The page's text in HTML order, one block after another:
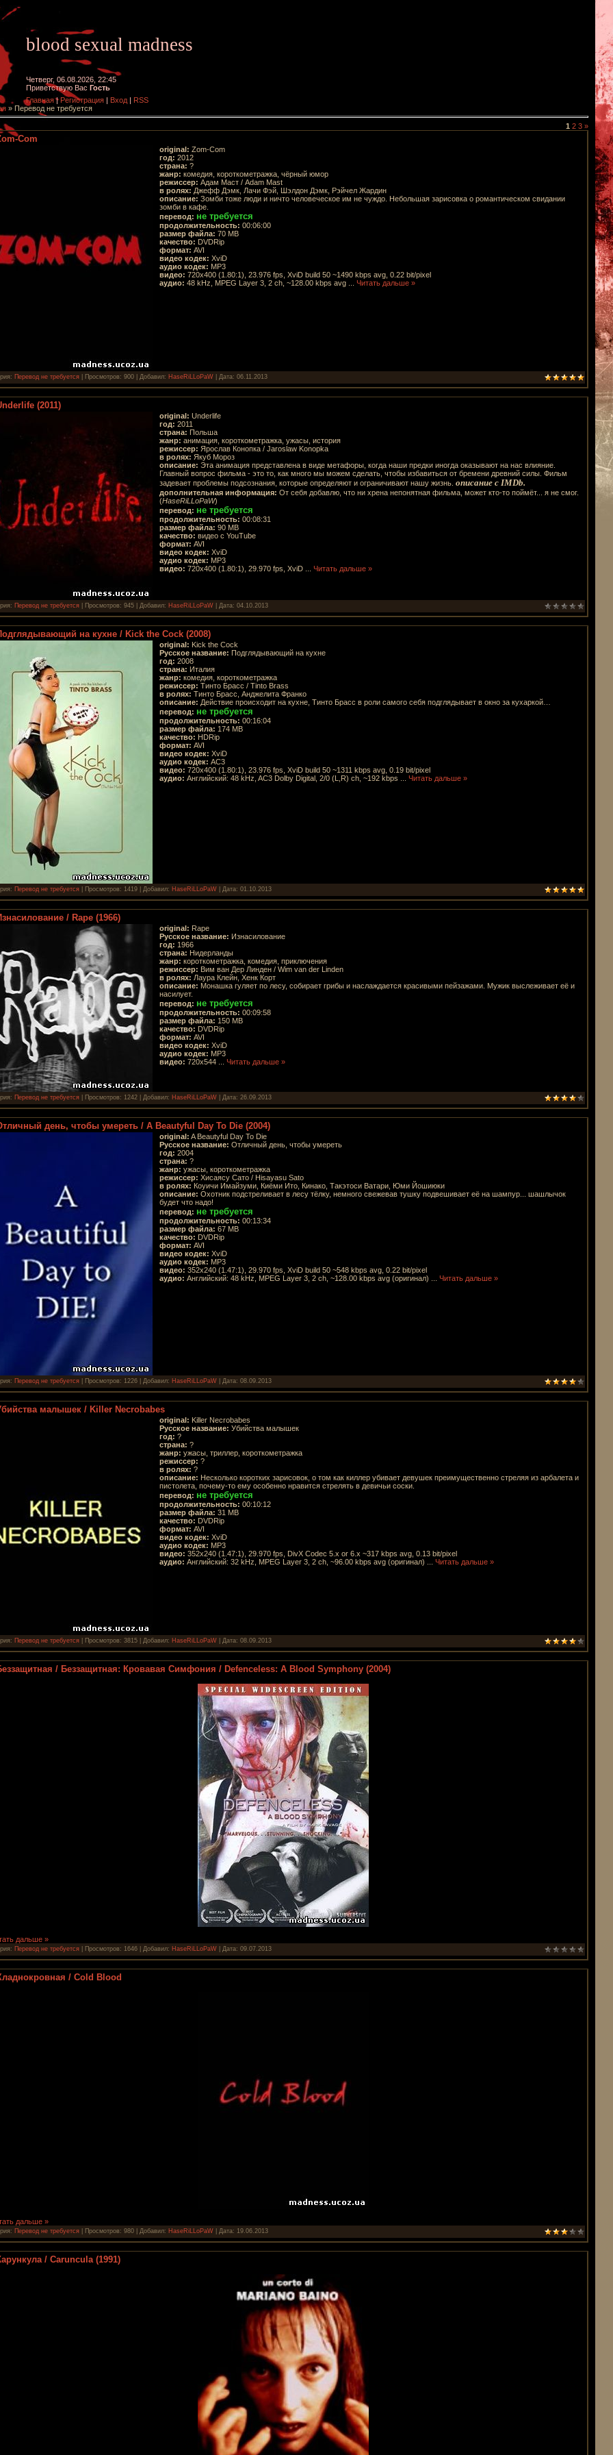
blood sexual madness
Четверг, 06.08.2026, 22:45
Приветствую Вас Гость
Главная| Регистрация | Вход | RSS
» Перевод не требуется
1 2 3 »
Com
original: Zom-Com
год: 2012
страна: ?
жанр: комедия, короткометражка, чёрный юмор
режиссер: Адам Маст / Adam Mast
в ролях: Джефф Дэмк, Лачи Фэй, Шэлдон Дэмк, Рэйчел Жардин
описание: Зомби тоже люди и ничто человеческое им не чуждо. Небольшая зарисовка о романтическом свидании
зомби в кафе.
перевод: не требуется
продолжительность: 00:06:00
размер файла: 70 MB
качество: DVDRip
формат: AVI
видео кодек: XviD
аудио кодек: MP3
видео: 720x400 (1.80:1), 23.976 fps, XviD build 50 ~1490 kbps avg, 0.22 bit/pixel
аудио: 48 kHz, MPEG Layer 3, 2 ch, ~128.00 kbps avg Читать дальше »
Перевод не требуется | Просмотров: 900 | Добавил: HaseRiLLoPaW | Дата: 06.11.2013
(2011)
original: Underlife
год: 2011
страна: Польша
жанр: анимация, короткометражка, ужасы, история
режиссер: Ярослав Конопка / Jaroslaw Konopka
в ролях: Якуб Мороз
описание: Эта анимация представлена в виде метафоры, когда наши предки иногда оказывают на нас влияние.
Главный вопрос фильма - это то, как много мы можем сделать, чтобы избавиться от бремени древний силы. Фильм
задевает проблемы подсознания, которые определяют и ограничивают нашу жизнь. описание с IMDb.
дополнительная информация: От себя добавлю, что ни хрена непонятная фильма, может кто-то поймёт... я не смог.
(HaseRiLLoPaW)
перевод: не требуется
продолжительность: 00:08:31
размер файла: 90 MB
качество: видео с YouTube
формат: AVI
видео кодек: XviD
аудио кодек: MP3
видео: 720x400 (1.80:1), 29.970 fps, XviD Читать дальше »
Перевод не требуется | Просмотров: 945 | Добавил: HaseRiLLoPaW | Дата: 04.10.2013
на кухне / Kick the Cock (2008)
original: Kick the Cock
Русское название: Подглядывающий на кухне
год: 2008
страна: Италия
жанр: комедия, короткометражка
режиссер: Тинто Брасс / Tinto Brass
в ролях: Тинто Брасс, Анджелита Франко
описание: Действие происходит на кухне, Тинто Брасс в роли самого себя подглядывает в окно за кухаркой…
перевод: не требуется
продолжительность: 00:16:04
размер файла: 174 MB
качество: HDRip
формат: AVI
видео кодек: XviD
аудио кодек: AC3
видео: 720x400 (1.80:1), 23.976 fps, XviD build 50 ~1311 kbps avg, 0.19 bit/pixel
аудио: Английский: 48 kHz, AC3 Dolby Digital, 2/0 (L,R) ch, ~192 kbps Читать дальше »
Перевод не требуется | Просмотров: 1419 | Добавил: HaseRiLLoPaW | Дата: 01.10.2013
/ Rape (1966)
original: Rape
Русское название: Изнасилование
год: 1966
страна: Нидерланды
жанр: короткометражка, комедия, приключения
режиссер: Вим ван Дер Линден / Wim van der Linden
в ролях: Лаура Клейн, Хенк Корт
описание: Монашка гуляет по лесу, собирает грибы и наслаждается красивыми пейзажами. Мужик выслеживает её и
насилует.
перевод: не требуется
продолжительность: 00:09:58
размер файла: 150 MB
качество: DVDRip
формат: AVI
видео кодек: XviD
аудио кодек: MP3
видео: 720x544 Читать дальше »
Перевод не требуется | Просмотров: 1242 | Добавил: HaseRiLLoPaW | Дата: 26.09.2013
день, чтобы умереть / A Beautyful Day To Die (2004)
original: A Beautyful Day To Die
Русское название: Отличный день, чтобы умереть
год: 2004
страна: ?
жанр: ужасы, короткометражка
режиссер: Хисаясу Сато / Hisayasu Sato
в ролях: Коуичи Имайзуми, Киёми Ито, Кинако, Такэтоси Ватари, Юми Йошиюки
описание: Охотник подстреливает в лесу тёлку, немного свежевав тушку подвешивает её на шампур... шашлычок
будет что надо!
перевод: не требуется
продолжительность: 00:13:34
размер файла: 67 MB
качество: DVDRip
формат: AVI
видео кодек: XviD
аудио кодек: MP3
видео: 352x240 (1.47:1), 29.970 fps, XviD build 50 ~548 kbps avg, 0.22 bit/pixel
аудио: Английский: 48 kHz, MPEG Layer 3, 2 ch, ~128.00 kbps avg (оригинал) Читать дальше »
Перевод не требуется | Просмотров: 1226 | Добавил: HaseRiLLoPaW | Дата: 08.09.2013
малышек / Killer Necrobabes
original: Killer Necrobabes
Русское название: Убийства малышек
год: ?
страна: ?
жанр: ужасы, триллер, короткометражка
режиссер: ?
в ролях: ?
описание: Несколько коротких зарисовок, о том как киллер убивает девушек преимущественно стреляя из арбалета и
пистолета, почему-то ему особенно нравится стрелять в девичьи соски.
перевод: не требуется
продолжительность: 00:10:12
размер файла: 31 MB
качество: DVDRip
формат: AVI
видео кодек: XviD
аудио кодек: MP3
видео: 352x240 (1.47:1), 29.970 fps, DivX Codec 5.x or 6.x ~317 kbps avg, 0.13 bit/pixel
аудио: Английский: 32 kHz, MPEG Layer 3, 2 ch, ~96.00 kbps avg (оригинал) Читать дальше »
Перевод не требуется | Просмотров: 3815 | Добавил: HaseRiLLoPaW | Дата: 08.09.2013
/ Беззащитная: Кровавая Симфония / Defenceless: A Blood Symphony (2004)
дальше »
Перевод не требуется | Просмотров: 1646 | Добавил: HaseRiLLoPaW | Дата: 09.07.2013
/ Cold Blood
дальше »
Перевод не требуется | Просмотров: 980 | Добавил: HaseRiLLoPaW | Дата: 19.06.2013
/ Caruncula (1991)